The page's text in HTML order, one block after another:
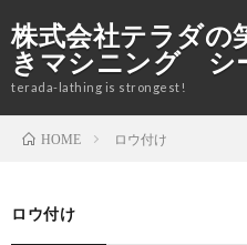
株式会社テラダの
きマシニング シ
terada-lathing is strongest!
HOME ロウ付け
ロウ付け